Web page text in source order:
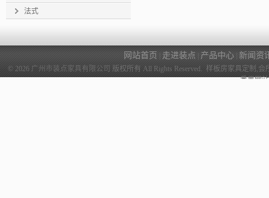
法式
网站首页|走进装点|产品中心|新闻资
© 2026广州市装点家具有限公司版权所有 All Rights Reserved. 样板房家具定制,
番禺网